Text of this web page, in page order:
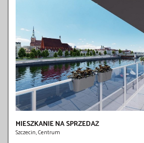
MIESZKANIE NA SPRZEDAŻ
Szczecin, Centrum